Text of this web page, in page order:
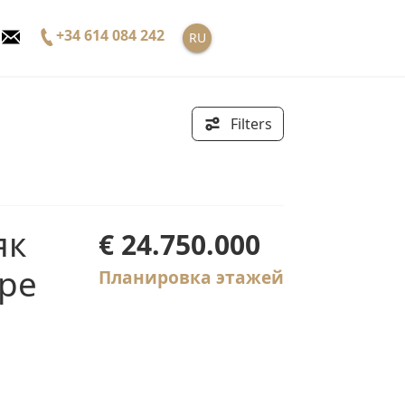
+34 614 084 242 RU
Filters
€ 24.750.000
Планировка этажей